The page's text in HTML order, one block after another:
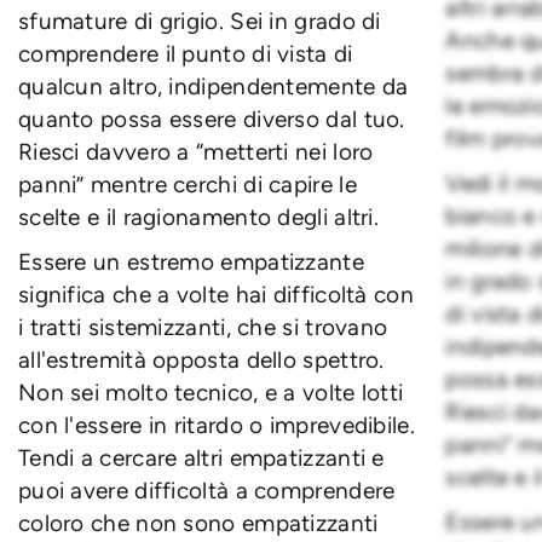
sfumature di grigio. Sei in grado di
comprendere il punto di vista di
qualcun altro, indipendentemente da
quanto possa essere diverso dal tuo.
Riesci davvero a “metterti nei loro
panni” mentre cerchi di capire le
scelte e il ragionamento degli altri.
Essere un estremo empatizzante
significa che a volte hai difficoltà con
i tratti sistemizzanti, che si trovano
all'estremità opposta dello spettro.
Non sei molto tecnico, e a volte lotti
con l'essere in ritardo o imprevedibile.
Tendi a cercare altri empatizzanti e
puoi avere difficoltà a comprendere
coloro che non sono empatizzanti
altri
Anche
sembra
le
film
Vedi il
bianco
milione
in grado
di vista
possa
Riesci
panni”
scelte e
Essere